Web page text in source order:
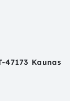
47173 Kaunas